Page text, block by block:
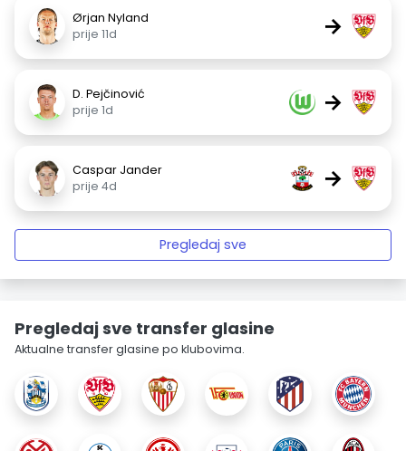
Ørjan Nyland
prije 11d
→
D. Pejčinović
prije 1d
→
Caspar Jander
prije 4d
→
Pregledaj sve
Pregledaj sve transfer glasine
Aktualne transfer glasine po klubovima.